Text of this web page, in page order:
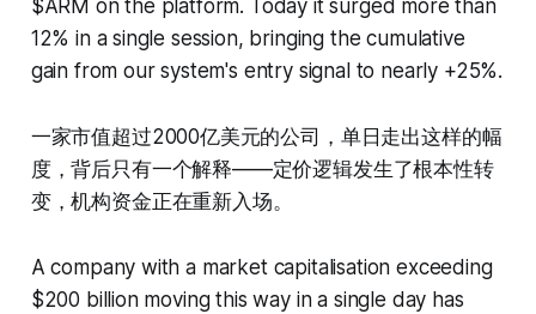
$ARM on the platform. Today it surged more than
12% in a single session, bringing the cumulative
gain from our system's entry signal to nearly +25%.
一家市值超过2000亿美元的公司，单日走出这样的幅
度，背后只有一个解释——定价逻辑发生了根本性转
变，机构资金正在重新入场。
A company with a market capitalisation exceeding
$200 billion moving this way in a single day has